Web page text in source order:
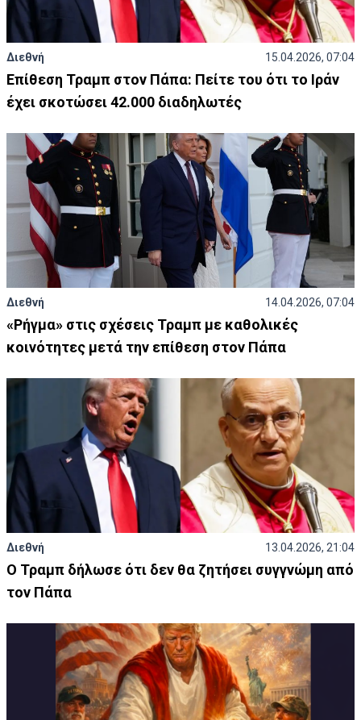
Διεθνή 15.04.2026, 07:04
Επίθεση Τραμπ στον Πάπα: Πείτε του ότι το Ιράν
έχει σκοτώσει 42.000 διαδηλωτές
Διεθνή 14.04.2026, 07:04
«Ρήγμα» στις σχέσεις Τραμπ με καθολικές
κοινότητες μετά την επίθεση στον Πάπα
Διεθνή 13.04.2026, 21:04
Ο Τραμπ δήλωσε ότι δεν θα ζητήσει συγγνώμη από
τον Πάπα